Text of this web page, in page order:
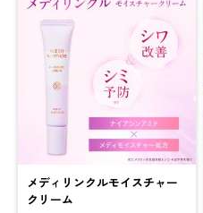
メディリンクルモイスチャー
クリーム